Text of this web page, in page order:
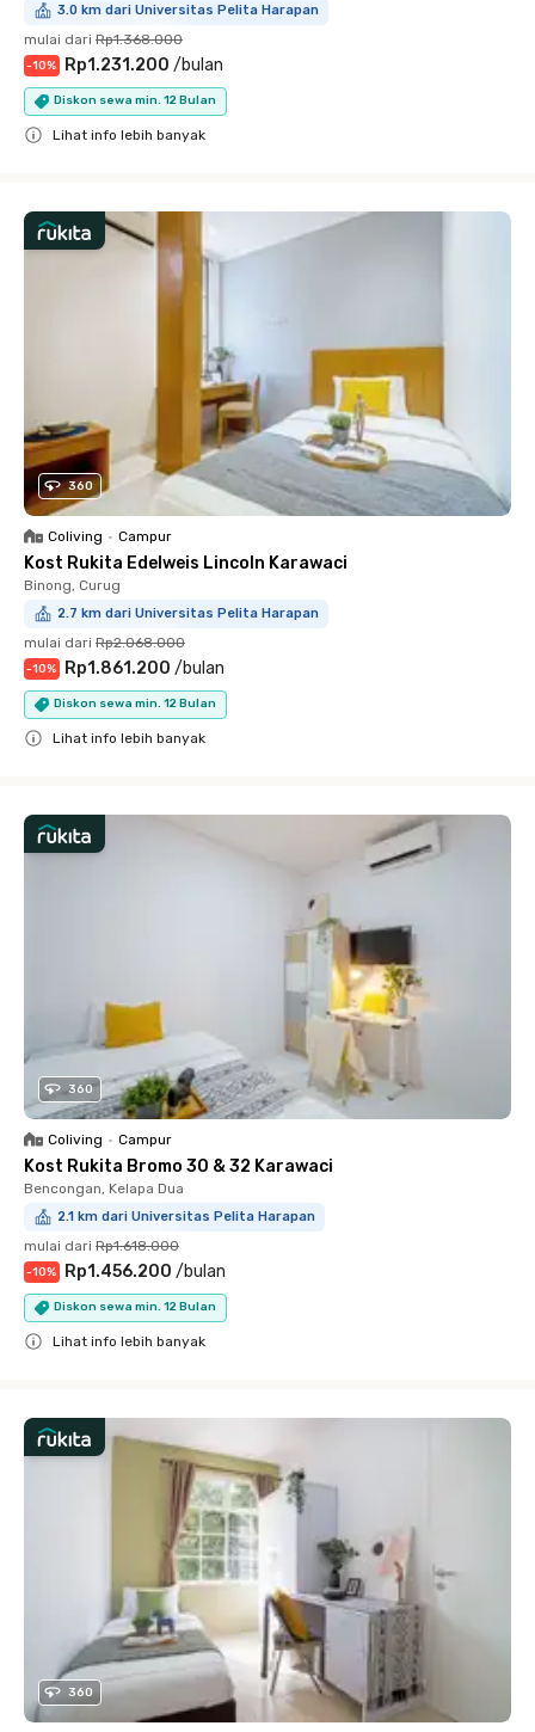
3.0 km dari Universitas Pelita Harapan
mulai dari Rp1.368.000
-10% Rp1.231.200 /bulan
Diskon sewa min. 12 Bulan
Lihat info lebih banyak
360
Coliving • Campur
Kost Rukita Edelweis Lincoln Karawaci
Binong, Curug
2.7 km dari Universitas Pelita Harapan
mulai dari Rp2.068.000
-10% Rp1.861.200 /bulan
Diskon sewa min. 12 Bulan
Lihat info lebih banyak
360
Coliving • Campur
Kost Rukita Bromo 30 & 32 Karawaci
Bencongan, Kelapa Dua
2.1 km dari Universitas Pelita Harapan
mulai dari Rp1.618.000
-10% Rp1.456.200 /bulan
Diskon sewa min. 12 Bulan
Lihat info lebih banyak
360